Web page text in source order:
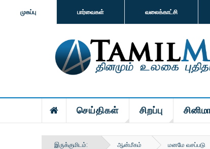
முகப்பு பார்வைகள் வலைக்காட்சி
செய்திகள் சிறப்பு
இருக்குமிடம்: ஆன்மீகம் மனமே வசப்படு